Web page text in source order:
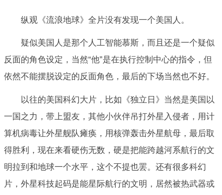
纵观《流浪地球》全片没有发现一个美国人。
疑似美国人是那个人工智能慕斯，而且还是一个疑似
反面的角色设定，当然“他”是在执行控制中心的指令，但
依然不能摆脱设定的反面角色，最后的下场当然也不好。
以往的美国科幻大片，比如《独立日》当然是美国以
一国之力，带上盟友，其他小伙伴吊打外星入侵者，用计
算机病毒让外星舰队瘫痪，用核弹轰击外星航母，最后取
得胜利，现在来看硬伤无数，硬是把能跨越河系航行的文
明拉到和地球一个水平，这个不提也罢。还有很多科幻
片，外星科技起码是能星际航行的文明，居然被热武器或